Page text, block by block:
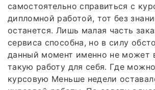
самостоятельно справиться с
дипломной работой, тот без
останется. Лишь малая часть
сервиса способна, но в силу
данный момент именно не может
такую работу для себя. Где
курсовую Меньше недели